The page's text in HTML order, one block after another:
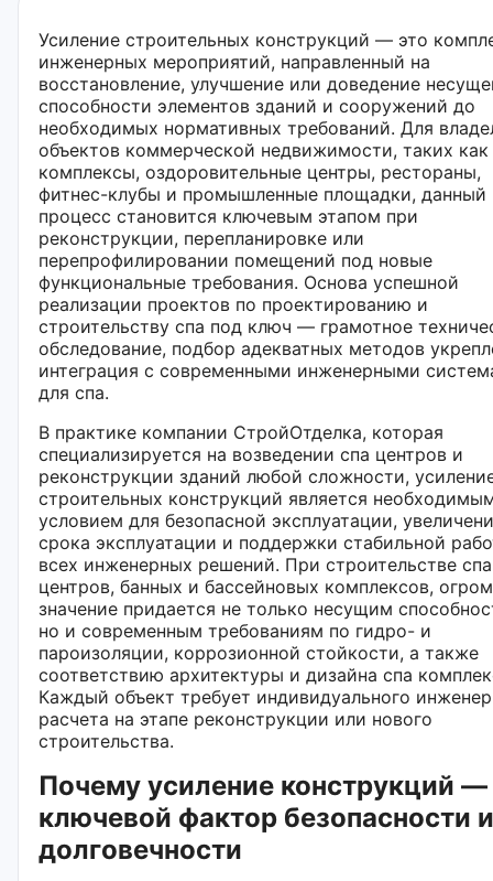
Усиление строительных конструкций — это
инженерных мероприятий, направленный на
восстановление, улучшение или доведение
способности элементов зданий и сооружений до
необходимых нормативных требований. Для
объектов коммерческой недвижимости, таких как
комплексы, оздоровительные центры, рестораны,
фитнес-клубы и промышленные площадки, данный
процесс становится ключевым этапом при
реконструкции, перепланировке или
перепрофилировании помещений под новые
функциональные требования. Основа успешной
реализации проектов по проектированию и
строительству спа под ключ — грамотное
обследование, подбор адекватных методов
интеграция с современными инженерными
для спа.
В практике компании СтройОтделка, которая
специализируется на возведении спа центров и
реконструкции зданий любой сложности,
строительных конструкций является
условием для безопасной эксплуатации,
срока эксплуатации и поддержки стабильной
всех инженерных решений. При строительстве спа
центров, банных и бассейновых комплексов,
значение придается не только несущим
но и современным требованиям по гидро- и
пароизоляции, коррозионной стойкости, а также
соответствию архитектуры и дизайна спа
Каждый объект требует индивидуального
расчета на этапе реконструкции или нового
строительства.
Почему усиление конструкций —
ключевой фактор безопасности и
долговечности